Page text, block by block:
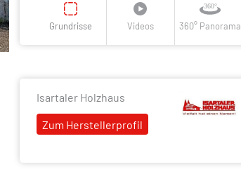
Grundrisse Videos 360° Panorama
Isartaler Holzhaus
Zum Herstellerprofil